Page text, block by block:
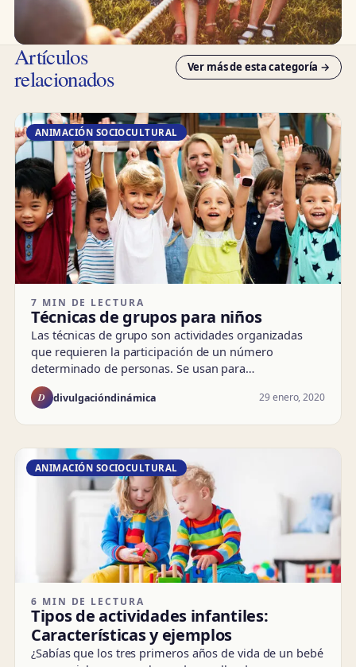
Artículos
relacionados Ver más de esta categoría →
ANIMACIÓN SOCIOCULTURAL
7 MIN DE LECTURA
Técnicas de grupos para niños
Las técnicas de grupo son actividades organizadas
que requieren la participación de un número
determinado de personas. Se usan para…
D divulgacióndinámica 29 enero, 2020
ANIMACIÓN SOCIOCULTURAL
6 MIN DE LECTURA
Tipos de actividades infantiles:
Características y ejemplos
¿Sabías que los tres primeros años de vida de un bebé